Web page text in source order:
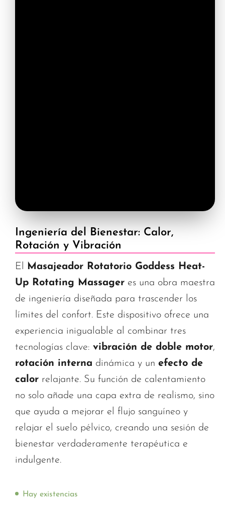
Ingeniería del Bienestar: Calor,
Rotación y Vibración
El
Masajeador Rotatorio Goddess Heat-
Up Rotating Massager es una obra maestra
de ingeniería diseñada para trascender los
límites del confort. Este dispositivo ofrece una
experiencia inigualable al combinar tres
tecnologías clave: vibración de doble motor,
rotación interna dinámica y un efecto de
calor relajante. Su función de calentamiento
no solo añade una capa extra de realismo, sino
que ayuda a mejorar el flujo sanguíneo y
relajar el suelo pélvico, creando una sesión de
bienestar verdaderamente terapéutica e
indulgente.
Hay existencias